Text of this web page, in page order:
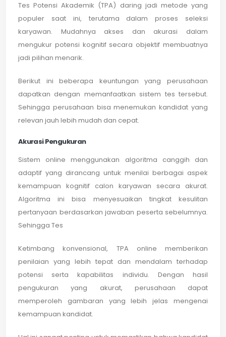
Tes Potensi Akademik (TPA) daring jadi metode yang
populer saat ini, terutama dalam proses seleksi
karyawan. Mudahnya akses dan akurasi dalam
mengukur potensi kognitif secara objektif membuatnya
jadi pilihan menarik.
Berikut ini beberapa keuntungan yang perusahaan
dapatkan dengan memanfaatkan sistem tes tersebut.
Sehingga perusahaan bisa menemukan kandidat yang
relevan jauh lebih mudah dan cepat.
Akurasi Pengukuran
Sistem online menggunakan algoritma canggih dan
adaptif yang dirancang untuk menilai berbagai aspek
kemampuan kognitif calon karyawan secara akurat.
Algoritma ini bisa menyesuaikan tingkat kesulitan
pertanyaan berdasarkan jawaban peserta sebelumnya.
Sehingga Tes
Ketimbang konvensional, TPA online memberikan
penilaian yang lebih tepat dan mendalam terhadap
potensi serta kapabilitas individu. Dengan hasil
pengukuran yang akurat, perusahaan dapat
memperoleh gambaran yang lebih jelas mengenai
kemampuan kandidat.